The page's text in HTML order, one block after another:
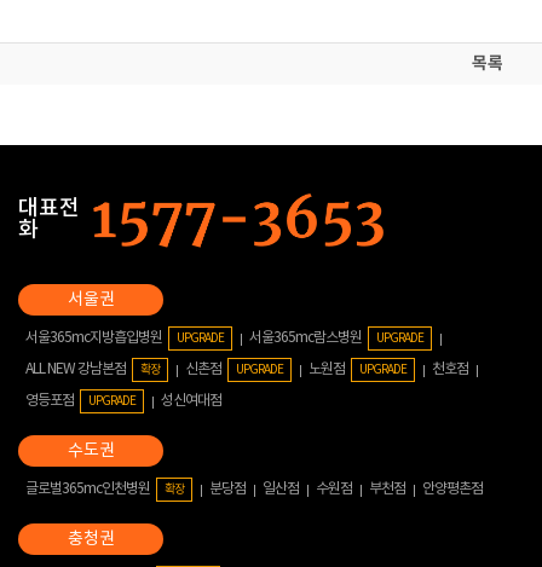
목록
대표전
화
서울365mc지방흡입병원 UPGRADE 서울365mc람스병원 UPGRADE
ALL NEW 강남본점 확장 신촌점 UPGRADE 노원점 UPGRADE
천호점
영등포점
UPGRADE 성신여대점
글로벌365mc인천병원 확장 분당점 일산점 수원점 부천점 안양평촌점